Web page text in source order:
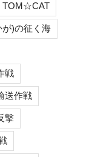
TOM☆CAT
が)の征く海
戦
送作戦
撃